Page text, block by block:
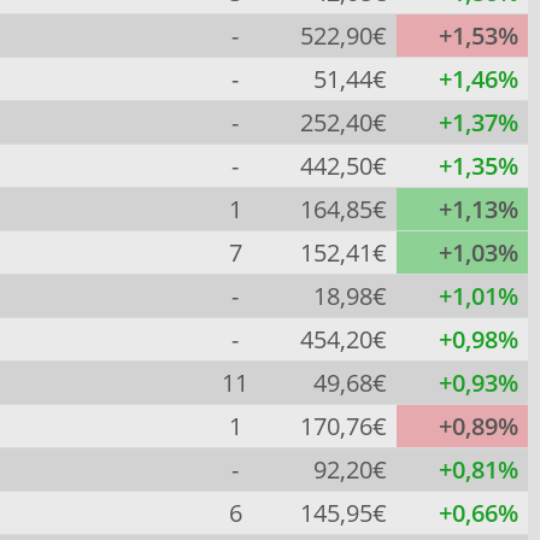
- 522,90€
+1,53%
- 51,44€
+1,46%
- 252,40€
+1,37%
- 442,50€
+1,35%
1 164,85€
+1,13%
7 152,41€
+1,03%
- 18,98€
+1,01%
- 454,20€
+0,98%
11 49,68€
+0,93%
1 170,76€
+0,89%
- 92,20€
+0,81%
6 145,95€
+0,66%